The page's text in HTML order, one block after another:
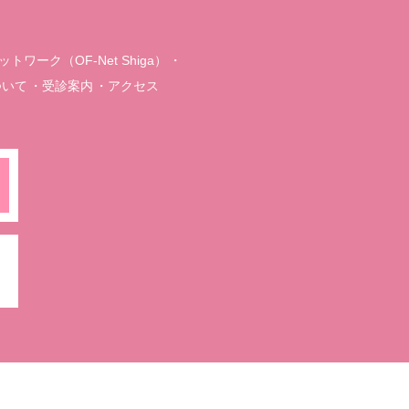
トワーク（OF-Net Shiga）
て
受診案内 アクセス